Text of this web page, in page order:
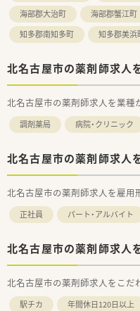
海部郡大治町
海部郡蟹江町
知多郡南知多町
知多郡美浜
北名古屋市の薬剤師求人
北名古屋市の薬剤師求人を業種
調剤薬局 病院・クリニック
北名古屋市の薬剤師求人
北名古屋市の薬剤師求人を雇用
正社員 パート・アルバイト
北名古屋市の薬剤師求人
北名古屋市の薬剤師求人をこだ
駅チカ 年間休日120日以上